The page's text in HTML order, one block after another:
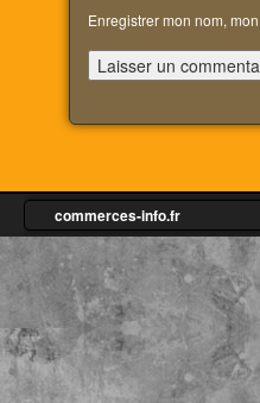
Enregistrer mon nom,
commerces-info.fr